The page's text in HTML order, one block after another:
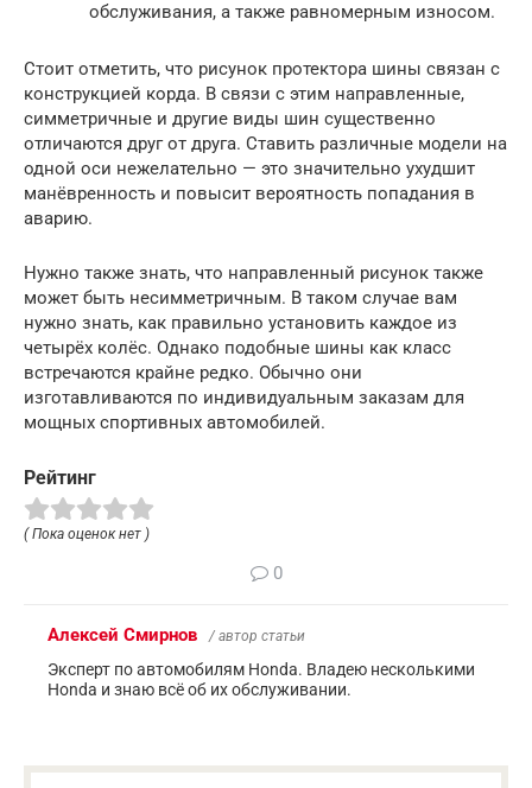
обслуживания, а также равномерным износом.
Стоит отметить, что рисунок протектора шины связан с
конструкцией корда. В связи с этим направленные,
симметричные и другие виды шин существенно
отличаются друг от друга. Ставить различные модели на
одной оси нежелательно — это значительно ухудшит
манёвренность и повысит вероятность попадания в
аварию.
Нужно также знать, что направленный рисунок также
может быть несимметричным. В таком случае вам
нужно знать, как правильно установить каждое из
четырёх колёс. Однако подобные шины как класс
встречаются крайне редко. Обычно они
изготавливаются по индивидуальным заказам для
мощных спортивных автомобилей.
Рейтинг
( Пока оценок нет )
0
Алексей Смирнов / автор статьи
Эксперт по автомобилям Honda. Владею несколькими
Honda и знаю всё об их обслуживании.